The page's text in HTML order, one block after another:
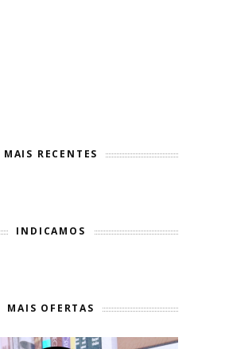
MAIS RECENTES
INDICAMOS
MAIS OFERTAS